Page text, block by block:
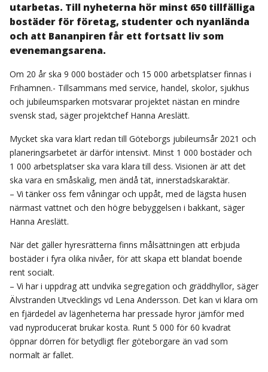
utarbetas. Till nyheterna hör minst 650 tillfälliga
bostäder för företag, studenter och nyanlända
och att Bananpiren får ett fortsatt liv som
evenemangsarena.
Om 20 år ska 9 000 bostäder och 15 000 arbetsplatser finnas i
Frihamnen.- Tillsammans med service, handel, skolor, sjukhus
och jubileumsparken motsvarar projektet nästan en mindre
svensk stad, säger projektchef Hanna Areslätt.
Mycket ska vara klart redan till Göteborgs jubileumsår 2021 och
planeringsarbetet är därför intensivt. Minst 1 000 bostäder och
1 000 arbetsplatser ska vara klara till dess. Visionen är att det
ska vara en småskalig, men ändå tät, innerstadskaraktär.
– Vi tänker oss fem våningar och uppåt, med de lägsta husen
närmast vattnet och den högre bebyggelsen i bakkant, säger
Hanna Areslätt.
När det gäller hyresrätterna finns målsättningen att erbjuda
bostäder i fyra olika nivåer, för att skapa ett blandat boende
rent socialt.
– Vi har i uppdrag att undvika segregation och gräddhyllor, säger
Älvstranden Utvecklings vd Lena Andersson. Det kan vi klara om
en fjärdedel av lägenheterna har pressade hyror jämför med
vad nyproducerat brukar kosta. Runt 5 000 för 60 kvadrat
öppnar dörren för betydligt fler göteborgare än vad som
normalt är fallet.